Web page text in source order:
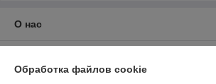
О нас
Обработка файлов cookie